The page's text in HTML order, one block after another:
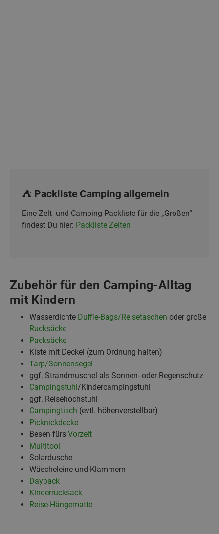
⛺ Packliste Camping allgemein
Eine Zelt- und Camping-Packliste für die „Großen“
findest Du hier: Packliste Zelten
Zubehör für den Camping-Alltag
mit Kindern
Wasserdichte Duffle-Bags/Reisetaschen oder große
Rucksäcke
Packsäcke
Kiste mit Deckel (zum Ordnung halten)
Tarp/Sonnensegel
ggf. Strandmuschel als Sonnen- oder Regenschutz
Campingstuhl/Kindercampingstuhl
ggf. Reisehochstuhl
Campingtisch (evtl. höhenverstellbar)
Picknickdecke
Besen fürs Vorzelt
Multitool
Solardusche
Wäscheleine und Klammern
Daypack
Kinderrucksack
Reise-Hängematte